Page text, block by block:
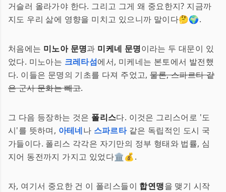
거슬러 올라가야 한다. 그리고 그게 왜 중요한지? 지금까
지도 우리 삶에 영향을 미치고 있으니까 말이다🤔🌍.
처음에는 미노아 문명과 미케네 문명이라는 두 대문이 있
었다. 미노아는 크레타섬에서, 미케네는 본토에서 발전했
다. 이들은 문명의 기초를 다져 주었고,물론, 스파르타 같
은 군사 문화는 빼고.
그 다음 등장하는 것은 폴리스다. 이것은 그리스어로 '도
시'를 뜻하며, 아테네나 스파르타같은 독립적인 도시 국
가들이다. 폴리스 각각은 자기만의 정부 형태와 법률, 심
지어 동전까지 가지고 있었다🏛️💰.
자, 여기서 중요한 건 이 폴리스들이 합연맹을 맺기 시작